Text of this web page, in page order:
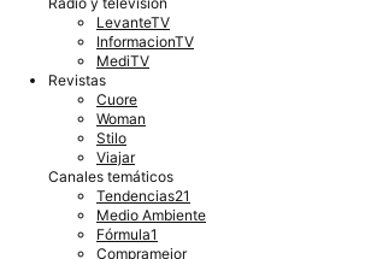
LevanteTV
InformacionTV
MediTV
Revistas
Cuore
Woman
Stilo
Viajar
Canales temáticos
Tendencias21
Medio Ambiente
Fórmula1
Compramejor